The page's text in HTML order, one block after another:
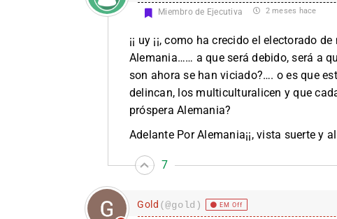
Miembro de Ejecutiva 2 meses hace
¡¡ uy ¡¡, como ha crecido el electorado
Alemania…… a que será debido, será a
son ahora se han viciado?…. o es que
delincan, los multiculturalicen y que
próspera Alemania?
Adelante Por Alemania¡¡, vista suerte y
7
Gold (@gold) EM Off